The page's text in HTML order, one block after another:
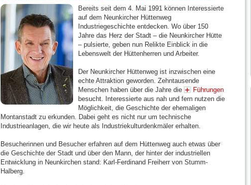
Bereits seit dem 4. Mai 1991 können Interessierte
auf dem Neunkircher Hüttenweg
Industriegeschichte entdecken. Wo über 150
Jahre das Herz der Stadt – die Neunkircher Hütte
– pulsierte, geben nun Relikte Einblick in die
Lebenswelt der Hüttenherren und Arbeiter.
Der Neunkircher Hüttenweg ist inzwischen eine
echte Attraktion geworden. Zehntausende
Menschen haben über die Jahre die
Führungen
besucht. Interessierte aus nah und fern nutzen die
Möglichkeit, die Geschichte der ehemaligen
Montanstadt zu erkunden. Dabei geht es nicht nur um technische
Industrieanlagen, die wir heute als Industriekulturdenkmäler erhalten.
Besucherinnen und Besucher erfahren auf dem Hüttenweg auch etwas über
die Geschichte der Stadt und über den Mann, der hinter der industriellen
Entwicklung in Neunkirchen stand: Karl-Ferdinand Freiherr von Stumm-
Halberg.